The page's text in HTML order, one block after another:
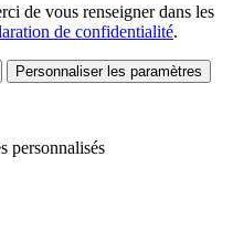
de vous renseigner dans les
de confidentialité.
Personnaliser les paramètres
personnalisés